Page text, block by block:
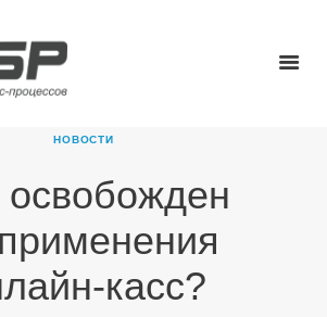
НОВОСТИ
освобожден
касс?